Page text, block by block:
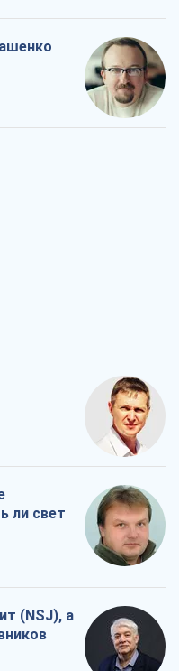
ли свет
(NSJ), а